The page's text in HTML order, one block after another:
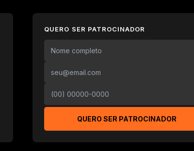
QUERO SER PATROCINADOR
QUERO SER PATROCINADOR